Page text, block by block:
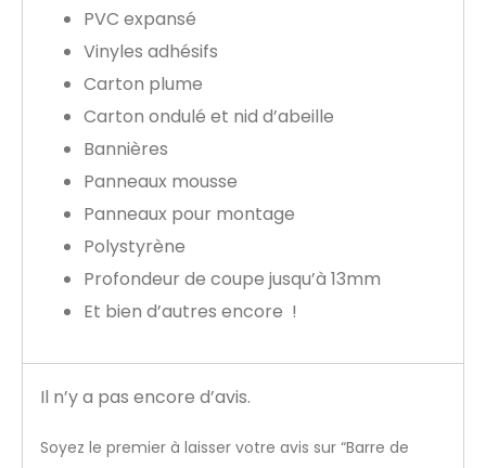
PVC expansé
Vinyles adhésifs
Carton plume
Carton ondulé et nid d’abeille
Bannières
Panneaux mousse
Panneaux pour montage
Polystyrène
Profondeur de coupe jusqu’à 13mm
Et bien d’autres encore !
Il n’y a pas encore d’avis.
Soyez le premier à laisser votre avis sur “Barre de